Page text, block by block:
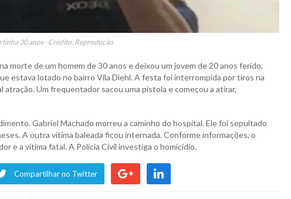
30 anos - Crédito: Reprodução
morte de um homem de 30 anos e deixou um jovem de 20 anos ferido.
estava lotado no bairro Vila Diehl. A festa foi interrompida por tiros na
Um frequentador sacou uma pistola e começou a atirar,
Gabriel Machado morreu a caminho do hospital. Ele foi sepultado
A outra vítima baleada ficou internada. Conforme informações, o
e a vítima fatal. A Polícia Civil investiga o homicídio.
Compartilhar no Twitter